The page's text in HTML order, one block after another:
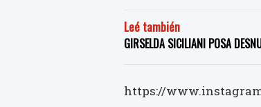
Leé también
GIRSELDA SICILIANI POSA
https://